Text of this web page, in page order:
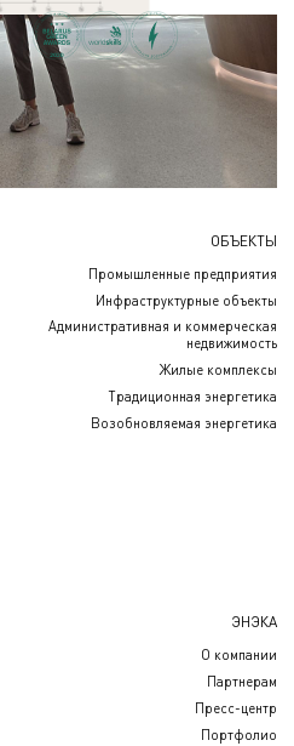
ОБЪЕКТЫ
Промышленные предприятия
Инфраструктурные объекты
Административная и коммерческая
недвижимость
Жилые комплексы
Традиционная энергетика
Возобновляемая энергетика
ЭНЭКА
О компании
Партнерам
Пресс-центр
Портфолио